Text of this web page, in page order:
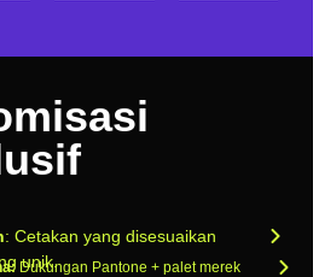
Dukungan Pantone + palet merek
: Cetakan yang disesuaikan
unik.